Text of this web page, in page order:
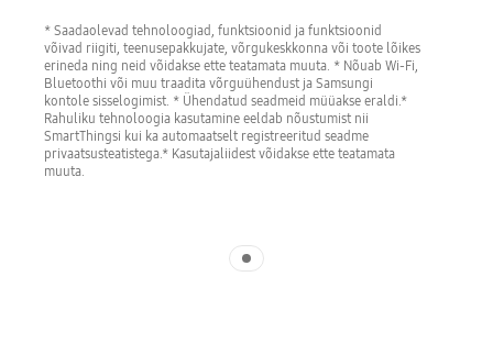
* Saadaolevad tehnoloogiad, funktsioonid ja funktsioonid
võivad riigiti, teenusepakkujate, võrgukeskkonna või toote lõikes
erineda ning neid võidakse ette teatamata muuta. * Nõuab Wi-Fi,
Bluetoothi või muu traadita võrguühendust ja Samsungi
kontole sisselogimist. * Ühendatud seadmeid müüakse eraldi.*
Rahuliku tehnoloogia kasutamine eeldab nõustumist nii
SmartThingsi kui ka automaatselt registreeritud seadme
privaatsusteatistega.* Kasutajaliidest võidakse ette teatamata
muuta.